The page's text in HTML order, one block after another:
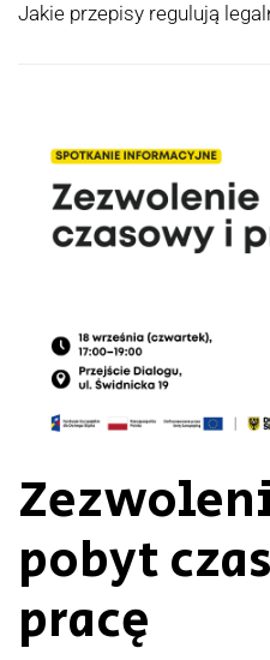
Jakie przepisy regulują
pobyt
pracę